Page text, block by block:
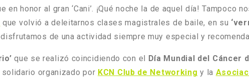
honor al gran ‘Cani’. ¡Qué noche la de aquel día! Tampoco
que volvió a deleitarnos clases magistrales de baile, en su
de una actividad siempre muy especial y
que se realizó coincidiendo con el Día Mundial del Cáncer
organizado por KCN Club de Networking y la